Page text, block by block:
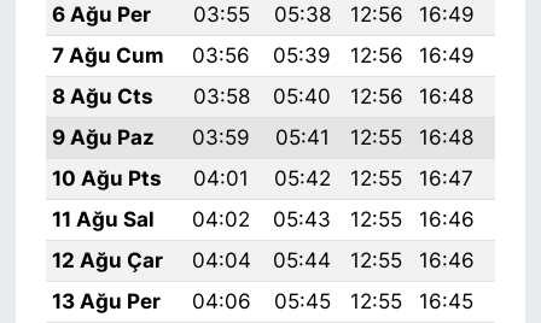
6 Ağu Per 03:55 05:38 12:56 16:49
7 Ağu Cum
03:56 05:39 12:56 16:49
8 Ağu Cts
03:58 05:40 12:56 16:48
9 Ağu Paz
03:59 05:41 12:55 16:48
10 Ağu Pts
04:01 05:42 12:55 16:47
11 Ağu Sal
04:02 05:43 12:55 16:46
12 Ağu Çar
04:04 05:44 12:55 16:46
13 Ağu Per
04:06 05:45 12:55 16:45